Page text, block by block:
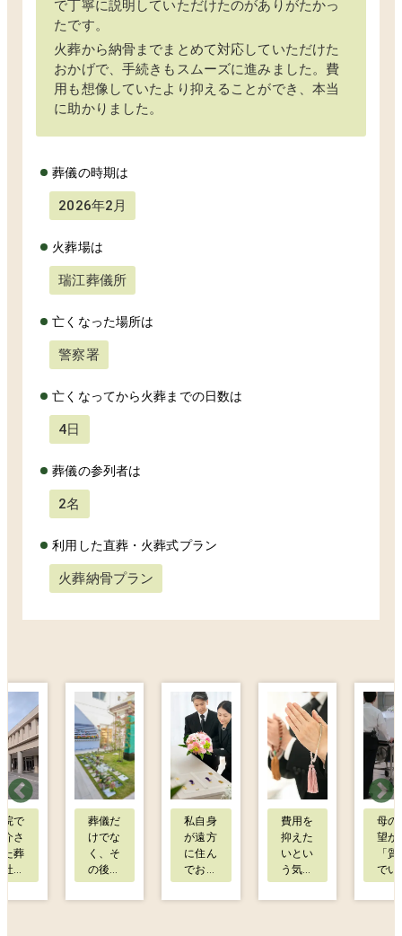
で丁寧に説明していただけたのがありがたかっ
たです。
火葬から納骨までまとめて対応していただけた
おかげで、手続きもスムーズに進みました。費
用も想像していたより抑えることができ、本当
に助かりました。
葬儀の時期は
2026年2月
火葬場は
瑞江葬儀所
亡くなった場所は
警察署
亡くなってから火葬までの日数は
4日
葬儀の参列者は
2名
利用した直葬・火葬式プラン
火葬納骨プラン
院で
介さ
た葬
さ
に、
を病
葬儀だ
けでな
く、そ
の後の
納骨先
につい
私自身
が遠方
に住ん
でお
り、何
度も足
費用を
抑えた
いとい
う気持
ちが強
く、他
母の
望が
「
でい
から
用は